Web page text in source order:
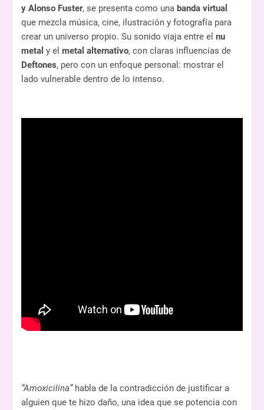
y Alonso Fuster, se presenta como una banda virtual
que mezcla música, cine, ilustración y fotografía para
crear un universo propio. Su sonido viaja entre el nu
metal y el metal alternativo, con claras influencias de
Deftones, pero con un enfoque personal: mostrar el
lado vulnerable dentro de lo intenso.
“Amoxicilina”habla de la contradicción de justificar a
alguien que te hizo daño, una idea que se potencia con